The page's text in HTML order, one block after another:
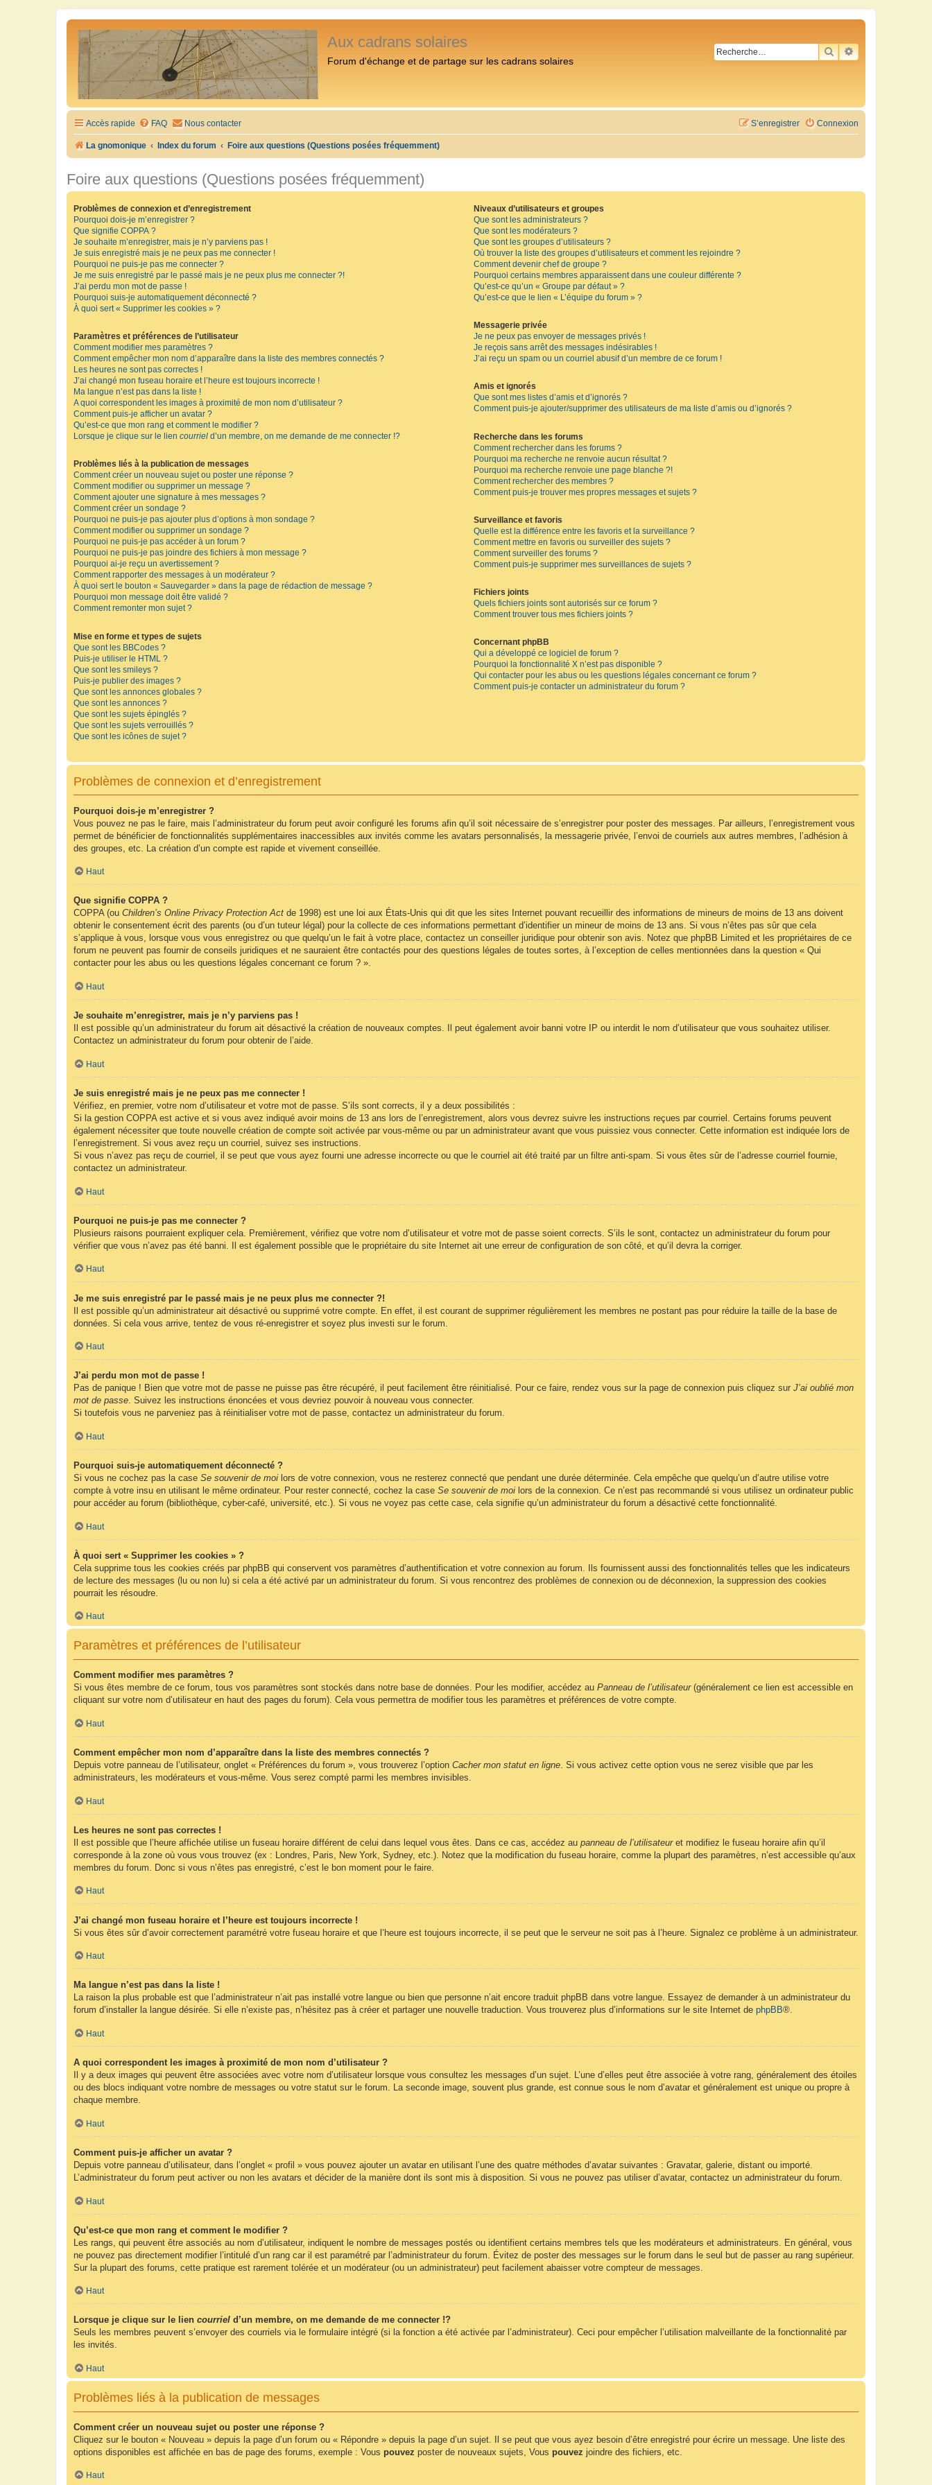
Aux cadrans solaires
Forum d'échange et de partage sur les cadrans solaires
RECHERCHER
RECHERCHE
Accès rapide FAQ Nous contacter Connexion
S’enregistrer
La gnomonique Index du forum Foire aux questions (Questions posées fréquemment)
Foire aux questions (Questions posées fréquemment)
Problèmes de connexion et d’enregistrement
Pourquoi dois-je m’enregistrer ?
Que signifie COPPA ?
Je souhaite m’enregistrer, mais je n’y parviens pas !
Je suis enregistré mais je ne peux pas me connecter !
Pourquoi ne puis-je pas me connecter ?
Je me suis enregistré par le passé mais je ne peux plus me connecter ?!
J’ai perdu mon mot de passe !
Pourquoi suis-je automatiquement déconnecté ?
À quoi sert « Supprimer les cookies » ?
Paramètres et préférences de l’utilisateur
Comment modifier mes paramètres ?
Comment empêcher mon nom d’apparaître dans la liste des membres connectés ?
Les heures ne sont pas correctes !
J’ai changé mon fuseau horaire et l’heure est toujours incorrecte !
Ma langue n’est pas dans la liste !
A quoi correspondent les images à proximité de mon nom d’utilisateur ?
Comment puis-je afficher un avatar ?
Qu’est-ce que mon rang et comment le modifier ?
Lorsque je clique sur le lien courriel d’un membre, on me demande de me connecter !?
Problèmes liés à la publication de messages
Comment créer un nouveau sujet ou poster une réponse ?
Comment modifier ou supprimer un message ?
Comment ajouter une signature à mes messages ?
Comment créer un sondage ?
Pourquoi ne puis-je pas ajouter plus d’options à mon sondage ?
Comment modifier ou supprimer un sondage ?
Pourquoi ne puis-je pas accéder à un forum ?
Pourquoi ne puis-je pas joindre des fichiers à mon message ?
Pourquoi ai-je reçu un avertissement ?
Comment rapporter des messages à un modérateur ?
À quoi sert le bouton « Sauvegarder » dans la page de rédaction de message ?
Pourquoi mon message doit être validé ?
Comment remonter mon sujet ?
Mise en forme et types de sujets
Que sont les BBCodes ?
Puis-je utiliser le HTML ?
Que sont les smileys ?
Puis-je publier des images ?
Que sont les annonces globales ?
Que sont les annonces ?
Que sont les sujets épinglés ?
Que sont les sujets verrouillés ?
Que sont les icônes de sujet ?
Niveaux d’utilisateurs et groupes
Que sont les administrateurs ?
Que sont les modérateurs ?
Que sont les groupes d’utilisateurs ?
Où trouver la liste des groupes d’utilisateurs et comment les rejoindre ?
Comment devenir chef de groupe ?
Pourquoi certains membres apparaissent dans une couleur différente ?
Qu’est-ce qu’un « Groupe par défaut » ?
Qu’est-ce que le lien « L’équipe du forum » ?
Messagerie privée
Je ne peux pas envoyer de messages privés !
Je reçois sans arrêt des messages indésirables !
J’ai reçu un spam ou un courriel abusif d’un membre de ce forum !
Amis et ignorés
Que sont mes listes d’amis et d’ignorés ?
Comment puis-je ajouter/supprimer des utilisateurs de ma liste d’amis ou d’ignorés ?
Recherche dans les forums
Comment rechercher dans les forums ?
Pourquoi ma recherche ne renvoie aucun résultat ?
Pourquoi ma recherche renvoie une page blanche ?!
Comment rechercher des membres ?
Comment puis-je trouver mes propres messages et sujets ?
Surveillance et favoris
Quelle est la différence entre les favoris et la surveillance ?
Comment mettre en favoris ou surveiller des sujets ?
Comment surveiller des forums ?
Comment puis-je supprimer mes surveillances de sujets ?
Fichiers joints
Quels fichiers joints sont autorisés sur ce forum ?
Comment trouver tous mes fichiers joints ?
Concernant phpBB
Qui a développé ce logiciel de forum ?
Pourquoi la fonctionnalité X n’est pas disponible ?
Qui contacter pour les abus ou les questions légales concernant ce forum ?
Comment puis-je contacter un administrateur du forum ?
Problèmes de connexion et d’enregistrement
Pourquoi dois-je m’enregistrer ?
Vous pouvez ne pas le faire, mais l’administrateur du forum peut avoir configuré les forums afin qu’il soit nécessaire de s’enregistrer pour poster des messages. Par ailleurs, l’enregistrement vous
permet de bénéficier de fonctionnalités supplémentaires inaccessibles aux invités comme les avatars personnalisés, la messagerie privée, l’envoi de courriels aux autres membres, l’adhésion à
des groupes, etc. La création d’un compte est rapide et vivement conseillée.
Haut
Que signifie COPPA ?
COPPA (ou Children’s Online Privacy Protection Act de 1998) est une loi aux États-Unis qui dit que les sites Internet pouvant recueillir des informations de mineurs de moins de 13 ans doivent
obtenir le consentement écrit des parents (ou d’un tuteur légal) pour la collecte de ces informations permettant d’identifier un mineur de moins de 13 ans. Si vous n’êtes pas sûr que cela
s’applique à vous, lorsque vous vous enregistrez ou que quelqu’un le fait à votre place, contactez un conseiller juridique pour obtenir son avis. Notez que phpBB Limited et les propriétaires de ce
forum ne peuvent pas fournir de conseils juridiques et ne sauraient être contactés pour des questions légales de toutes sortes, à l’exception de celles mentionnées dans la question « Qui
contacter pour les abus ou les questions légales concernant ce forum ? ».
Haut
Je souhaite m’enregistrer, mais je n’y parviens pas !
Il est possible qu’un administrateur du forum ait désactivé la création de nouveaux comptes. Il peut également avoir banni votre IP ou interdit le nom d’utilisateur que vous souhaitez utiliser.
Contactez un administrateur du forum pour obtenir de l’aide.
Haut
Je suis enregistré mais je ne peux pas me connecter !
Vérifiez, en premier, votre nom d’utilisateur et votre mot de passe. S’ils sont corrects, il y a deux possibilités :
Si la gestion COPPA est active et si vous avez indiqué avoir moins de 13 ans lors de l’enregistrement, alors vous devrez suivre les instructions reçues par courriel. Certains forums peuvent
également nécessiter que toute nouvelle création de compte soit activée par vous-même ou par un administrateur avant que vous puissiez vous connecter. Cette information est indiquée lors de
l’enregistrement. Si vous avez reçu un courriel, suivez ses instructions.
Si vous n’avez pas reçu de courriel, il se peut que vous ayez fourni une adresse incorrecte ou que le courriel ait été traité par un filtre anti-spam. Si vous êtes sûr de l’adresse courriel fournie,
contactez un administrateur.
Haut
Pourquoi ne puis-je pas me connecter ?
Plusieurs raisons pourraient expliquer cela. Premièrement, vérifiez que votre nom d’utilisateur et votre mot de passe soient corrects. S’ils le sont, contactez un administrateur du forum pour
vérifier que vous n’avez pas été banni. Il est également possible que le propriétaire du site Internet ait une erreur de configuration de son côté, et qu’il devra la corriger.
Haut
Je me suis enregistré par le passé mais je ne peux plus me connecter ?!
Il est possible qu’un administrateur ait désactivé ou supprimé votre compte. En effet, il est courant de supprimer régulièrement les membres ne postant pas pour réduire la taille de la base de
données. Si cela vous arrive, tentez de vous ré-enregistrer et soyez plus investi sur le forum.
Haut
J’ai perdu mon mot de passe !
Pas de panique ! Bien que votre mot de passe ne puisse pas être récupéré, il peut facilement être réinitialisé. Pour ce faire, rendez vous sur la page de connexion puis cliquez sur J’ai oublié mon
mot de passe. Suivez les instructions énoncées et vous devriez pouvoir à nouveau vous connecter.
Si toutefois vous ne parveniez pas à réinitialiser votre mot de passe, contactez un administrateur du forum.
Haut
Pourquoi suis-je automatiquement déconnecté ?
Si vous ne cochez pas la case Se souvenir de moi lors de votre connexion, vous ne resterez connecté que pendant une durée déterminée. Cela empêche que quelqu’un d’autre utilise votre
compte à votre insu en utilisant le même ordinateur. Pour rester connecté, cochez la case Se souvenir de moi lors de la connexion. Ce n’est pas recommandé si vous utilisez un ordinateur public
pour accéder au forum (bibliothèque, cyber-café, université, etc.). Si vous ne voyez pas cette case, cela signifie qu’un administrateur du forum a désactivé cette fonctionnalité.
Haut
À quoi sert « Supprimer les cookies » ?
Cela supprime tous les cookies créés par phpBB qui conservent vos paramètres d’authentification et votre connexion au forum. Ils fournissent aussi des fonctionnalités telles que les indicateurs
de lecture des messages (lu ou non lu) si cela a été activé par un administrateur du forum. Si vous rencontrez des problèmes de connexion ou de déconnexion, la suppression des cookies
pourrait les résoudre.
Haut
Paramètres et préférences de l’utilisateur
Comment modifier mes paramètres ?
Si vous êtes membre de ce forum, tous vos paramètres sont stockés dans notre base de données. Pour les modifier, accédez au Panneau de l’utilisateur(généralement ce lien est accessible en
cliquant sur votre nom d’utilisateur en haut des pages du forum). Cela vous permettra de modifier tous les paramètres et préférences de votre compte.
Haut
Comment empêcher mon nom d’apparaître dans la liste des membres connectés ?
Depuis votre panneau de l’utilisateur, onglet « Préférences du forum », vous trouverez l’option Cacher mon statut en ligne. Si vous activez cette option vous ne serez visible que par les
administrateurs, les modérateurs et vous-même. Vous serez compté parmi les membres invisibles.
Haut
Les heures ne sont pas correctes !
Il est possible que l’heure affichée utilise un fuseau horaire différent de celui dans lequel vous êtes. Dans ce cas, accédez au panneau de l’utilisateuret modifiez le fuseau horaire afin qu’il
corresponde à la zone où vous vous trouvez (ex : Londres, Paris, New York, Sydney, etc.). Notez que la modification du fuseau horaire, comme la plupart des paramètres, n’est accessible qu’aux
membres du forum. Donc si vous n’êtes pas enregistré, c’est le bon moment pour le faire.
Haut
J’ai changé mon fuseau horaire et l’heure est toujours incorrecte !
Si vous êtes sûr d’avoir correctement paramétré votre fuseau horaire et que l’heure est toujours incorrecte, il se peut que le serveur ne soit pas à l’heure. Signalez ce problème à un administrateur.
Haut
Ma langue n’est pas dans la liste !
La raison la plus probable est que l’administrateur n’ait pas installé votre langue ou bien que personne n’ait encore traduit phpBB dans votre langue. Essayez de demander à un administrateur du
forum d’installer la langue désirée. Si elle n’existe pas, n’hésitez pas à créer et partager une nouvelle traduction. Vous trouverez plus d’informations sur le site Internet de phpBB®.
Haut
A quoi correspondent les images à proximité de mon nom d’utilisateur ?
Il y a deux images qui peuvent être associées avec votre nom d’utilisateur lorsque vous consultez les messages d’un sujet. L’une d’elles peut être associée à votre rang, généralement des étoiles
ou des blocs indiquant votre nombre de messages ou votre statut sur le forum. La seconde image, souvent plus grande, est connue sous le nom d’avatar et généralement est unique ou propre à
chaque membre.
Haut
Comment puis-je afficher un avatar ?
Depuis votre panneau d’utilisateur, dans l’onglet « profil » vous pouvez ajouter un avatar en utilisant l’une des quatre méthodes d’avatar suivantes : Gravatar, galerie, distant ou importé.
L’administrateur du forum peut activer ou non les avatars et décider de la manière dont ils sont mis à disposition. Si vous ne pouvez pas utiliser d’avatar, contactez un administrateur du forum.
Haut
Qu’est-ce que mon rang et comment le modifier ?
Les rangs, qui peuvent être associés au nom d’utilisateur, indiquent le nombre de messages postés ou identifient certains membres tels que les modérateurs et administrateurs. En général, vous
ne pouvez pas directement modifier l’intitulé d’un rang car il est paramétré par l’administrateur du forum. Évitez de poster des messages sur le forum dans le seul but de passer au rang supérieur.
Sur la plupart des forums, cette pratique est rarement tolérée et un modérateur (ou un administrateur) peut facilement abaisser votre compteur de messages.
Haut
Lorsque je clique sur le lien courriel d’un membre, on me demande de me connecter !?
Seuls les membres peuvent s’envoyer des courriels via le formulaire intégré (si la fonction a été activée par l’administrateur). Ceci pour empêcher l’utilisation malveillante de la fonctionnalité par
les invités.
Haut
Problèmes liés à la publication de messages
Comment créer un nouveau sujet ou poster une réponse ?
Cliquez sur le bouton « Nouveau » depuis la page d’un forum ou « Répondre » depuis la page d’un sujet. Il se peut que vous ayez besoin d’être enregistré pour écrire un message. Une liste des
options disponibles est affichée en bas de page des forums, exemple : Vous pouvez poster de nouveaux sujets, Vous pouvez joindre des fichiers, etc.
Haut